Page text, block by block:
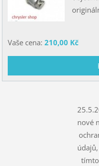
Vaše cena: 210,00 Kč
nové